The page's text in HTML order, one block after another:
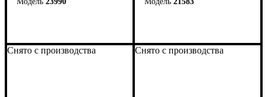
Снято с производства Снято с производства